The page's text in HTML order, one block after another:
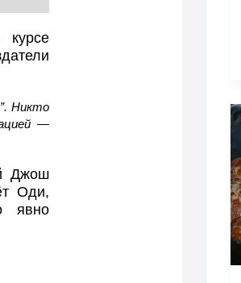
курсе
Никто
—
Джош
Оди,
явно